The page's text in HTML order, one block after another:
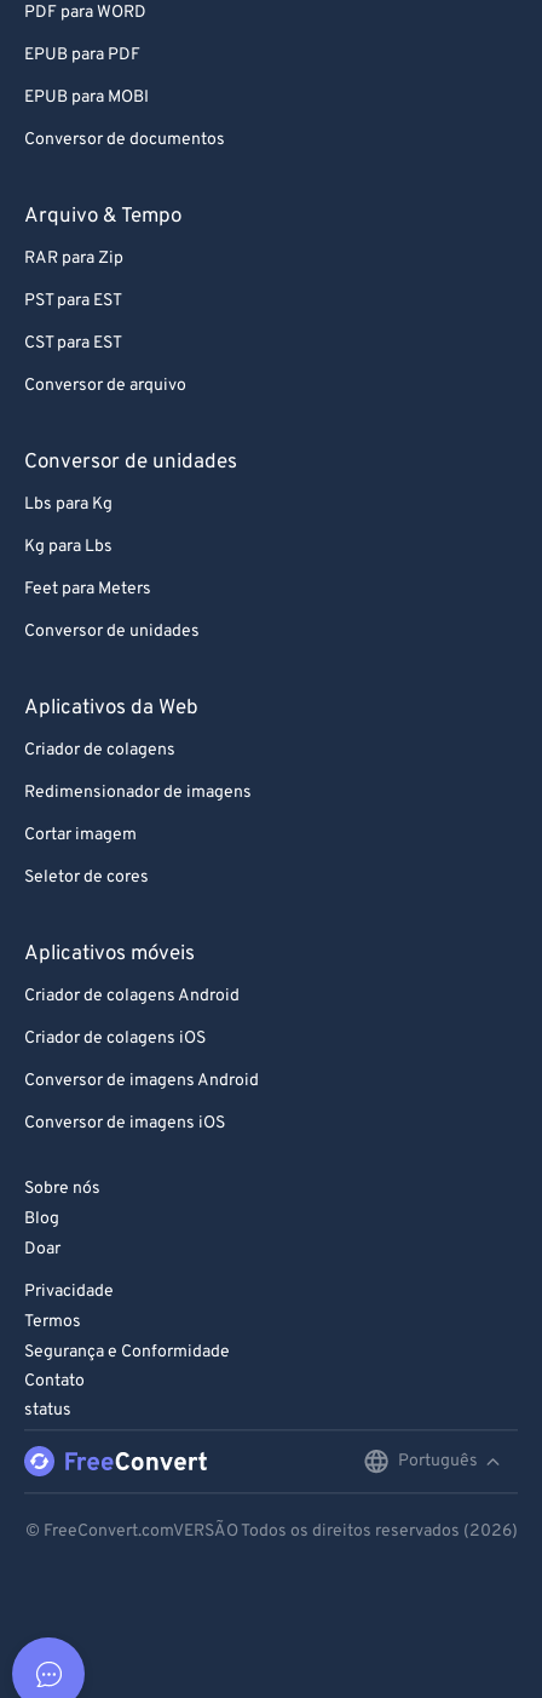
PDF para WORD
EPUB para PDF
EPUB para MOBI
Conversor de documentos
Arquivo & Tempo
RAR para Zip
PST para EST
CST para EST
Conversor de arquivo
Conversor de unidades
Lbs para Kg
Kg para Lbs
Feet para Meters
Conversor de unidades
Aplicativos da Web
Criador de colagens
Redimensionador de imagens
Cortar imagem
Seletor de cores
Aplicativos móveis
Criador de colagens Android
Criador de colagens iOS
Conversor de imagens Android
Conversor de imagens iOS
Sobre nós
Blog
Doar
Privacidade
Termos
Segurança e Conformidade
Contato
status
Português
© FreeConvert.comVERSÃO Todos os direitos reservados (2026)